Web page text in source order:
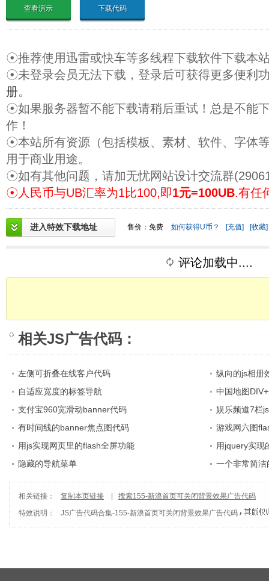
查看演示 下载代码
☉推荐使用迅雷或快车等多线程下载软件下载本
☉未登录会员无法下载，登录后可获得更多便利
册。
☉如果服务器暂不能下载请稍后重试！总是不能
作！
☉本站所有资源（包括模板、素材、软件、字体
用于商业用途。
☉如有其他问题，请加无忧网站设计交流群
☉人民币与UB汇率为1比100,即1元=100UB.有任
进入特效下载地址 售价：免费 如何获得U币？ [充值] [收藏]
评论加载中....
相关JS广告代码 ：
左侧可折叠在线客户代码
纵向的js相册
自适应宽度的标签导航
中国地图
支付宝960宽滑动banner代码
娱乐频道7栏
有时间线的banner焦点图代码
游戏网六图
用js实现网页里的flash全屏功能
用jquery实现
隐藏的导航菜单
一个非常简
相关链接： 复制本页链接
搜索155-新浪首页可关闭背景效果广告代码
特效说明：
JS广告代码合集-155-新浪首页可关闭背景效果广告代码